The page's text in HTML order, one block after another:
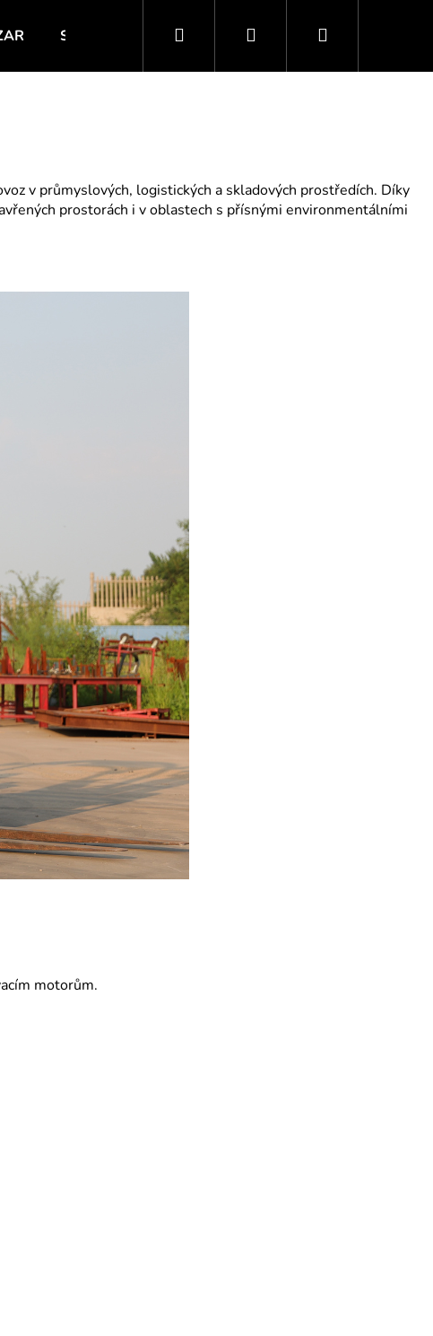
SERVIS E-SHOP KONTAKTY
Hledat PřihlášeníNákupní
v průmyslových, logistických a skladových prostředích. Díky
prostorách i v oblastech s přísnými environmentálními
motorům.